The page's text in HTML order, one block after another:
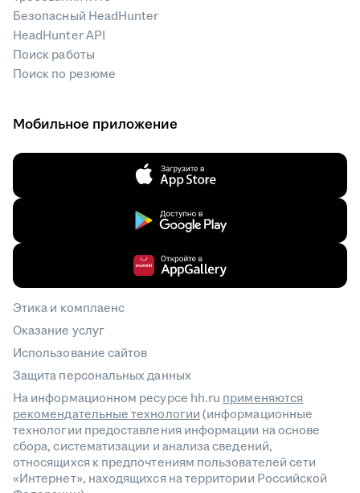
Безопасный HeadHunter
HeadHunter API
Поиск работы
Поиск по резюме
Мобильное приложение
Этика и комплаенс
Оказание услуг
Использование сайтов
Защита персональных данных
На информационном ресурсе hh.ru применяются
рекомендательные технологии(информационные
технологии предоставления информации на основе
сбора, систематизации и анализа сведений,
относящихся к предпочтениям пользователей сети
«Интернет», находящихся на территории Российской